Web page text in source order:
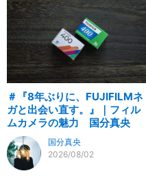
＃『8年ぶりに、FUJIFILMネ
ガと出会い直す。』｜フィル
ムカメラの魅力 国分真央
国分真央
2026/08/02